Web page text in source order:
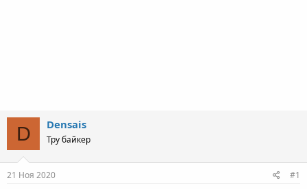
D Densais
Тру байкер
21 Ноя 2020 #1